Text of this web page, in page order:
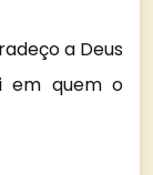
a Deus
em quem o